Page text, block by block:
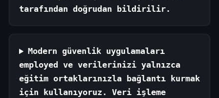
tarafından doğrudan bildirilir.
Modern güvenlik uygulamaları
employed ve verilerinizi yalnızca
eğitim ortaklarınızla bağlantı kurmak
için kullanıyoruz. Veri işleme